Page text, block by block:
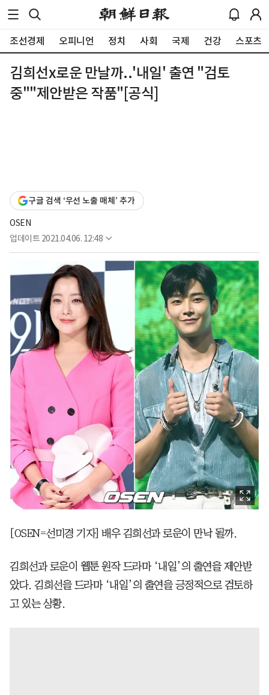
조선경제 오피니언 정치 사회 국제 건강 스포츠
김희선x로운 만날까..'내일' 출연 "검토
중""제안받은 작품"[공식]
구글 검색 ‘우선 노출 매체’ 추가
OSEN
업데이트 2021.04.06. 12:48
[OSEN=선미경 기자] 배우 김희선과 로운이 만낙 될까.
김희선과 로운이 웹툰 원작 드라마 ‘내일’의 출연을 제안받
았다. 김희선을 드라마 ‘내일’의 출연을 긍정적으로 검토하
고 있는 상황.